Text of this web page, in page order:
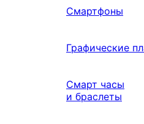
Смартфоны
Графические
Смарт часы
и браслеты